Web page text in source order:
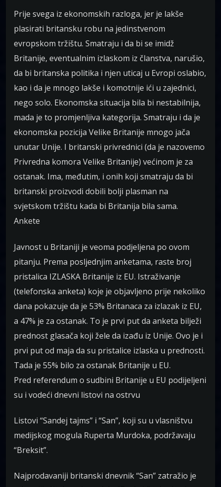
Prije svega iz ekonomskih razloga, jer je lakše
plasirati britansku robu na jedinstvenom
evropskom tržištu. Smatraju i da bi se imidž
Britanije, eventualnim izlaskom iz članstva, narušio,
da bi britanska politika i njen uticaj u Evropi oslabio,
kao i da je mnogo lakše i komotnije ići u zajednici,
nego solo. Ekonomska situacija bila bi nestabilnija,
mada je to promjenljiva kategorija. Smatraju i da je
ekonomska pozicija Velike Britanije mnogo jača
unutar Unije. I britanski privrednici (da je nazovemo
Privredna komora Velike Britanije) većinom je za
ostanak. Ima, međutim, i onih koji smatraju da bi
britanski proizvodi dobili bolji plasman na
svjetskom tržištu kada bi Britanija bila sama.
Ankete
Javnost u Britaniji je veoma podjeljena po ovom
pitanju. Prema posljednjim anketama, raste broj
pristalica IZLASKA Britanije iz EU. Istraživanje
(telefonska anketa) koje je objavljeno prije nekoliko
dana pokazuje da je 53% Britanaca za izlazak iz EU,
a 47% je za ostanak. To je prvi put da anketa bilježi
prednost glasača koji žele da izađu iz Unije. Ovo je i
prvi put od maja da su pristalice izlaska u prednosti.
Tada je 55% bilo za ostanak Britanije u EU.
Pred referendum o sudbini Britanije u EU podijeljeni
su i vodeći dnevni listovi na ostrvu
Listovi “Sandej tajms” i “San”, koji su u vlasništvu
medijskog mogula Ruperta Murdoka, podržavaju
“Breksit”.
Najprodavaniji britanski dnevnik “San” zatražio je